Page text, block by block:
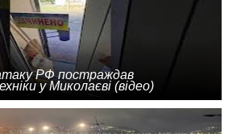
РФ постраждав
у Миколаєві (відео)